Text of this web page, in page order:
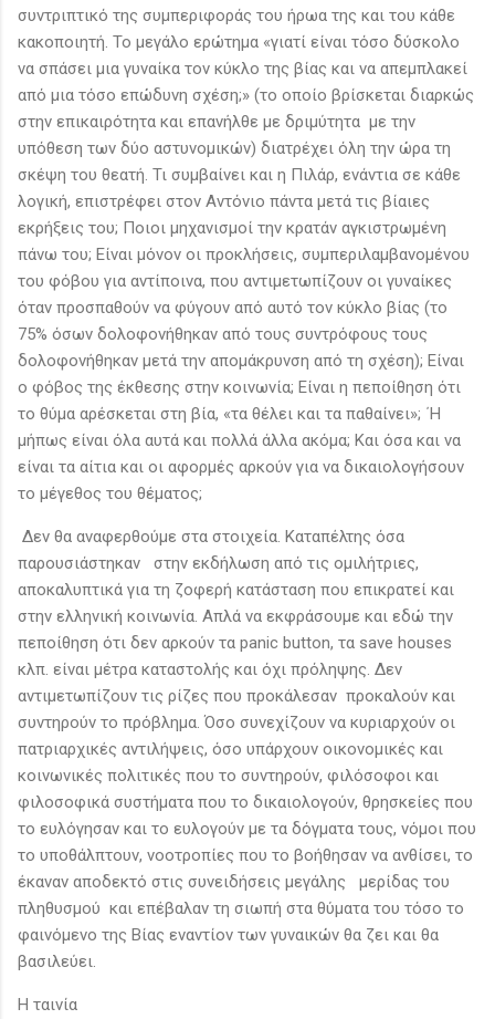
συντριπτικό της συμπεριφοράς του ήρωα της και του κάθε
κακοποιητή. Το μεγάλο ερώτημα «γιατί είναι τόσο δύσκολο
να σπάσει μια γυναίκα τον κύκλο της βίας και να απεμπλακεί
από μια τόσο επώδυνη σχέση;» (το οποίο βρίσκεται διαρκώς
στην επικαιρότητα και επανήλθε με δριμύτητα με την
υπόθεση των δύο αστυνομικών) διατρέχει όλη την ώρα τη
σκέψη του θεατή. Τι συμβαίνει και η Πιλάρ, ενάντια σε κάθε
λογική, επιστρέφει στον Αντόνιο πάντα μετά τις βίαιες
εκρήξεις του; Ποιοι μηχανισμοί την κρατάν αγκιστρωμένη
πάνω του; Είναι μόνον οι προκλήσεις, συμπεριλαμβανομένου
του φόβου για αντίποινα, που αντιμετωπίζουν οι γυναίκες
όταν προσπαθούν να φύγουν από αυτό τον κύκλο βίας (το
75% όσων δολοφονήθηκαν από τους συντρόφους τους
δολοφονήθηκαν μετά την απομάκρυνση από τη σχέση); Είναι
ο φόβος της έκθεσης στην κοινωνία; Είναι η πεποίθηση ότι
το θύμα αρέσκεται στη βία, «τα θέλει και τα παθαίνει»; ΄Η
μήπως είναι όλα αυτά και πολλά άλλα ακόμα; Και όσα και να
είναι τα αίτια και οι αφορμές αρκούν για να δικαιολογήσουν
το μέγεθος του θέματος;
Δεν θα αναφερθούμε στα στοιχεία. Καταπέλτης όσα
παρουσιάστηκαν στην εκδήλωση από τις ομιλήτριες,
αποκαλυπτικά για τη ζοφερή κατάσταση που επικρατεί και
στην ελληνική κοινωνία. Απλά να εκφράσουμε και εδώ την
πεποίθηση ότι δεν αρκούν τα panic button, τα save houses
κλπ. είναι μέτρα καταστολής και όχι πρόληψης. Δεν
αντιμετωπίζουν τις ρίζες που προκάλεσαν προκαλούν και
συντηρούν το πρόβλημα. Όσο συνεχίζουν να κυριαρχούν οι
πατριαρχικές αντιλήψεις, όσο υπάρχουν οικονομικές και
κοινωνικές πολιτικές που το συντηρούν, φιλόσοφοι και
φιλοσοφικά συστήματα που το δικαιολογούν, θρησκείες που
το ευλόγησαν και το ευλογούν με τα δόγματα τους, νόμοι που
το υποθάλπτουν, νοοτροπίες που το βοήθησαν να ανθίσει, το
έκαναν αποδεκτό στις συνειδήσεις μεγάλης μερίδας του
πληθυσμού και επέβαλαν τη σιωπή στα θύματα του τόσο το
φαινόμενο της Βίας εναντίον των γυναικών θα ζει και θα
βασιλεύει.
Η ταινία